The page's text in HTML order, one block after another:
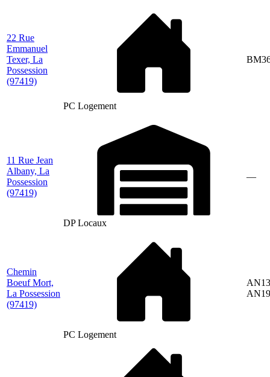
22 Rue
Emmanuel
Texer, La
Possession
(97419)
PC Logement
11 Rue Jean
Albany, La
Possession
(97419)
DP Locaux
—
Chemin
Boeuf Mort,
La Possession
(97419)
PC Logement